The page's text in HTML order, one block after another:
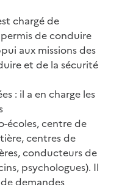
chargé de
de conduire
aux missions des
et de la sécurité
: il a en charge les
écoles, centre de
centres de
conducteurs de
psychologues). Il
demandes